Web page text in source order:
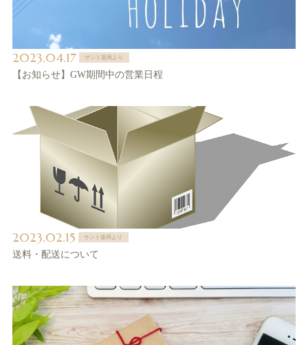
2023.04.17 サント薬局より
【お知らせ】GW期間中の営業日程
2023.02.15 サント薬局より
送料・配送について